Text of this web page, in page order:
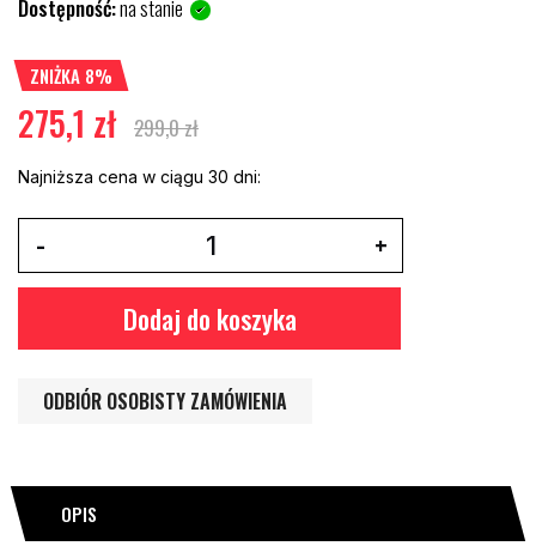
Dostępność:na stanie
ZNIŻKA 8%
275,1 zł 299,0 zł
Najniższa cena w ciągu 30 dni:
Dodaj do koszyka
ODBIÓR OSOBISTY ZAMÓWIENIA
OPIS